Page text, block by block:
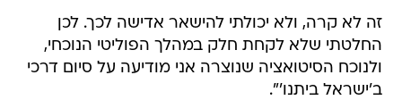
זה לא קרה, ולא יכולתי להישאר אדישה לכך. לכן
החלטתי שלא לקחת חלק במהלך הפוליטי הנוכחי,
ולנוכח הסיטואציה שנוצרה אני מודיעה על סיום דרכי
ב'ישראל ביתנו'".